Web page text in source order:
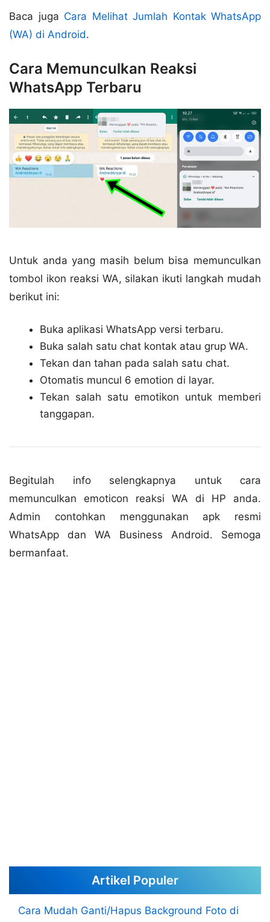
Baca juga Cara Melihat Jumlah Kontak WhatsApp
(WA) di Android.
Cara Memunculkan Reaksi
WhatsApp Terbaru
Untuk anda yang masih belum bisa memunculkan
tombol ikon reaksi WA, silakan ikuti langkah mudah
berikut ini:
Buka aplikasi WhatsApp versi terbaru.
Buka salah satu chat kontak atau grup WA.
Tekan dan tahan pada salah satu chat.
Otomatis muncul 6 emotion di layar.
Tekan salah satu emotikon untuk memberi
tanggapan.
Begitulah info selengkapnya untuk cara
memunculkan emoticon reaksi WA di HP anda.
Admin contohkan menggunakan apk resmi
WhatsApp dan WA Business Android. Semoga
bermanfaat.
Artikel Populer
Cara Mudah Ganti/Hapus Background Foto di